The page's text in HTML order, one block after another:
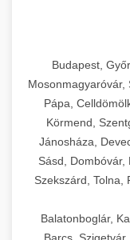
Budapest,
Mosonmagyaróvár,
Pápa,
Körmend,
Jánosháza,
Sásd, Dombóvár,
Szekszárd, Tolna,
Balatonboglár,